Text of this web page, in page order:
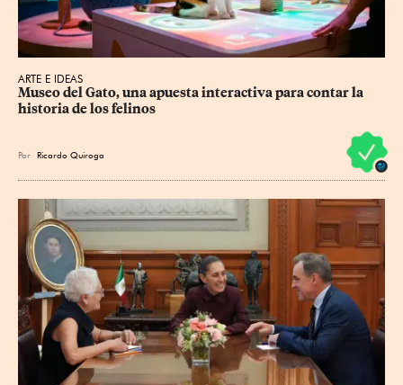
ARTE E IDEAS
Museo del Gato, una apuesta interactiva para contar la
historia de los felinos
Por Ricardo Quiroga